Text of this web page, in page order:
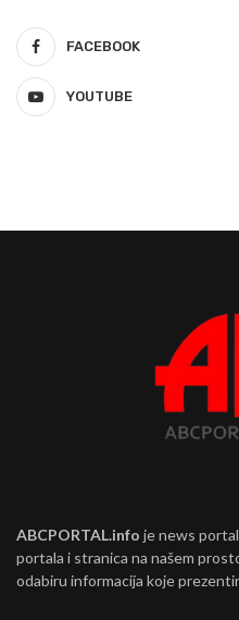
FACEBOOK
YOUTUBE
ABCPORTAL.info je news
portala i stranica na našem
odabiru informacija koje